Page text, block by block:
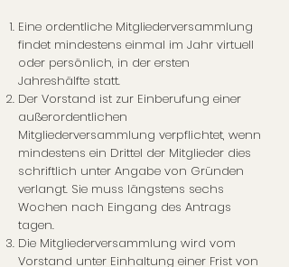
Eine ordentliche Mitgliederversammlung
findet mindestens einmal im Jahr virtuell
oder persönlich, in der ersten
Jahreshälfte statt.
Der Vorstand ist zur Einberufung einer
außerordentlichen
Mitgliederversammlung verpflichtet, wenn
mindestens ein Drittel der Mitglieder dies
schriftlich unter Angabe von Gründen
verlangt. Sie muss längstens sechs
Wochen nach Eingang des Antrags
tagen.
Die Mitgliederversammlung wird vom
Vorstand unter Einhaltung einer Frist von